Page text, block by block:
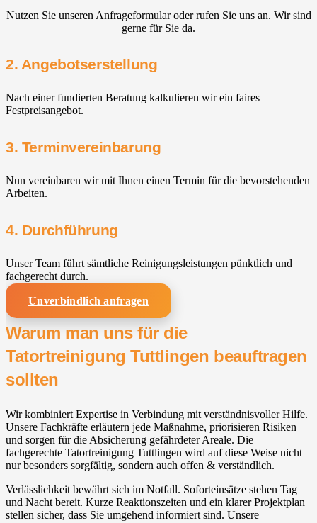
Nutzen Sie unseren Anfrageformular oder rufen Sie uns an. Wir sind
gerne für Sie da.
2. Angebotserstellung
Nach einer fundierten Beratung kalkulieren wir ein faires
Festpreisangebot.
3. Terminvereinbarung
Nun vereinbaren wir mit Ihnen einen Termin für die bevorstehenden
Arbeiten.
4. Durchführung
Unser Team führt sämtliche Reinigungsleistungen pünktlich und
fachgerecht durch.
Unverbindlich anfragen
Warum man uns für die
Tatortreinigung Tuttlingen beauftragen
sollten
Wir kombiniert Expertise in Verbindung mit verständnisvoller Hilfe.
Unsere Fachkräfte erläutern jede Maßnahme, priorisieren Risiken
und sorgen für die Absicherung gefährdeter Areale. Die
fachgerechte Tatortreinigung Tuttlingen wird auf diese Weise nicht
nur besonders sorgfältig, sondern auch offen & verständlich.
Verlässlichkeit bewährt sich im Notfall. Soforteinsätze stehen Tag
und Nacht bereit. Kurze Reaktionszeiten und ein klarer Projektplan
stellen sicher, dass Sie umgehend informiert sind. Unsere